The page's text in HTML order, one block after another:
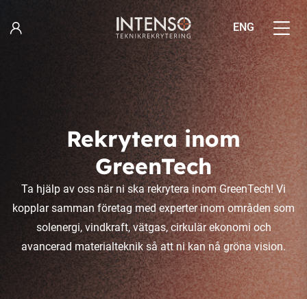
ENG
Rekrytera inom
GreenTech
Ta hjälp av oss när ni ska rekrytera inom GreenTech! Vi
kopplar samman företag med experter inom områden som
solenergi, vindkraft, vätgas, cirkulär ekonomi och
avancerad materialteknik så att ni kan nå gröna vision.